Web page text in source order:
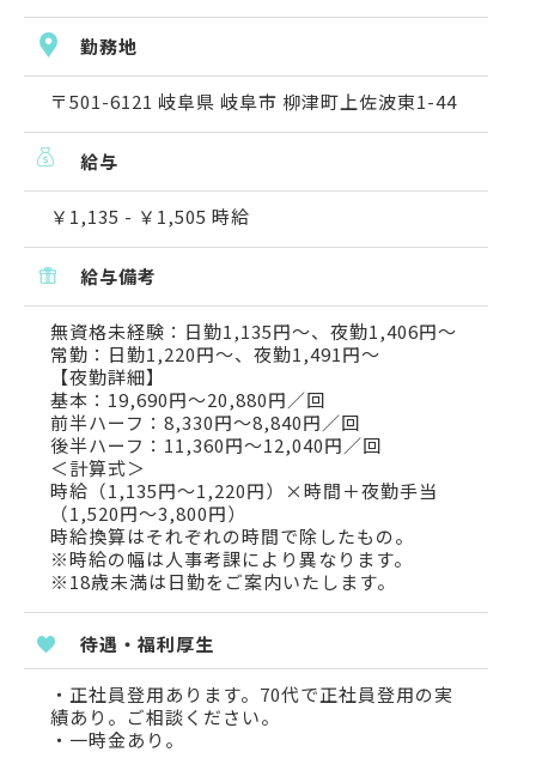
勤務地
〒501-6121 岐阜県 岐阜市 柳津町上佐波東1-44
給与
￥1,135 - ￥1,505 時給
給与備考
無資格未経験：日勤1,135円～、夜勤1,406円～
常勤：日勤1,220円～、夜勤1,491円～
【夜勤詳細】
基本：19,690円～20,880円／回
前半ハーフ：8,330円～8,840円／回
後半ハーフ：11,360円～12,040円／回
＜計算式＞
時給（1,135円～1,220円）×時間＋夜勤手当
（1,520円～3,800円）
時給換算はそれぞれの時間で除したもの。
※時給の幅は人事考課により異なります。
※18歳未満は日勤をご案内いたします。
待遇・福利厚生
・正社員登用あります。70代で正社員登用の実
績あり。ご相談ください。
・一時金あり。